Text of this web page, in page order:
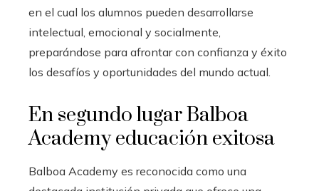
en el cual los alumnos pueden desarrollarse
intelectual, emocional y socialmente,
preparándose para afrontar con confianza y éxito
los desafíos y oportunidades del mundo actual.
En segundo lugarBalboa
Academy educación exitosa
Balboa Academy es reconocida como una